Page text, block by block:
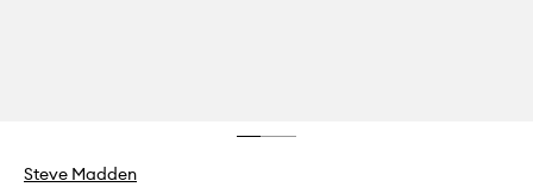
Steve Madden